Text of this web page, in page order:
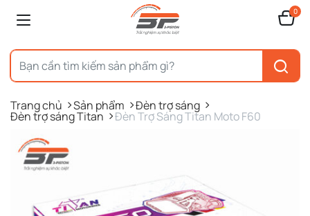
0
Trang chủ Sản phẩm Đèn trợ sáng
Đèn trợ sáng Titan Đèn Trợ Sáng Titan Moto F60